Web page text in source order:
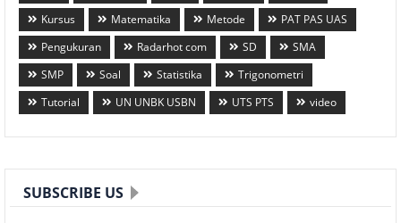
Kursus
Matematika Metode
PAT PAS UAS
Pengukuran
Radarhot com SD
SMA
SMP
Soal Statistika
Trigonometri
Tutorial
UN UNBK USBN UTS PTS video
SUBSCRIBE US